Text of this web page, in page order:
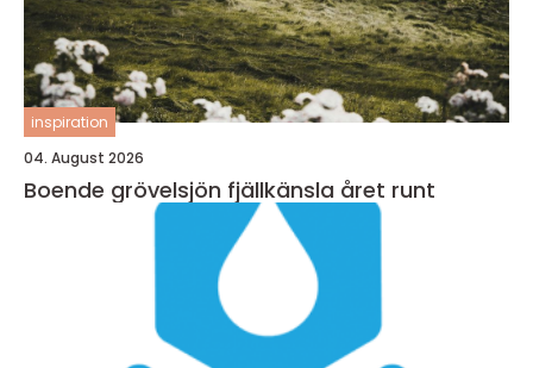
inspiration
04. August 2026
Boende grövelsjön fjällkänsla året runt